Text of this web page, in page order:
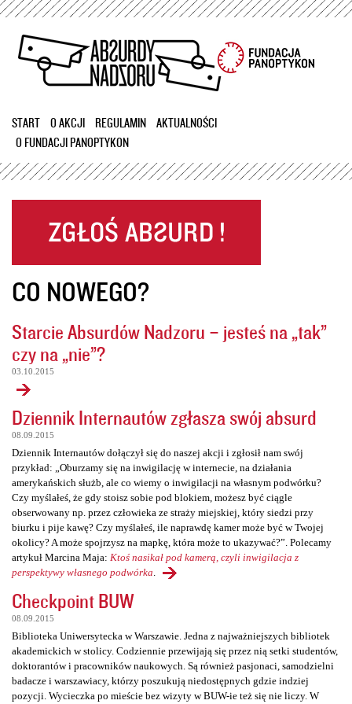
Przejdź
treści
START O AKCJI REGULAMIN
AKTUALNOŚCI
O FUNDACJI PANOPTYKON
CO NOWEGO?
Starcie Absurdów Nadzoru – jesteś na „tak”
czy na „nie”?
03.10.2015
Dziennik Internautów zgłasza swój absurd
08.09.2015
Dziennik Internautów dołączył się do naszej akcji i zgłosił nam swój
przykład: „Oburzamy się na inwigilację w internecie, na działania
amerykańskich służb, ale co wiemy o inwigilacji na własnym podwórku?
Czy myślałeś, że gdy stoisz sobie pod blokiem, możesz być ciągle
obserwowany np. przez człowieka ze straży miejskiej, który siedzi przy
biurku i pije kawę? Czy myślałeś, ile naprawdę kamer może być w Twojej
okolicy? A może spojrzysz na mapkę, która może to ukazywać?”. Polecamy
artykuł Marcina Maja: Ktoś nasikał pod kamerą, czyli inwigilacja z
perspektywy własnego podwórka
Checkpoint BUW
08.09.2015
Biblioteka Uniwersytecka w Warszawie. Jedna z najważniejszych bibliotek
akademickich w stolicy. Codziennie przewijają się przez nią setki studentów,
doktorantów i pracowników naukowych. Są również pasjonaci, samodzielni
badacze i warszawiacy, którzy poszukują niedostępnych gdzie indziej
pozycji. Wycieczka po mieście bez wizyty w BUW-ie też się nie liczy. W